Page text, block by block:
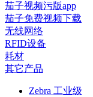
茄子视频污版app
茄子免费视频下载
无线网络
RFID设备
耗材
其它产品
Zebra 工业级